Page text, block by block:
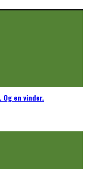
en vinder.